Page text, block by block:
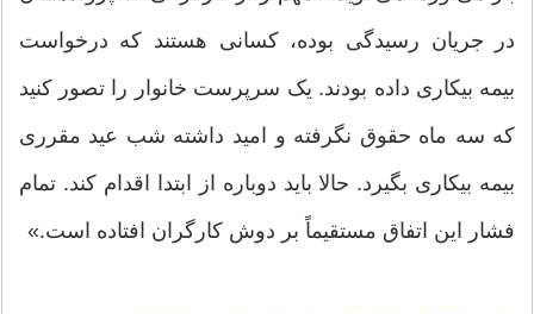
در جریان رسیدگی بوده، کسانی هستند که درخواست
بیمه بیکاری داده بودند. یک سرپرست خانوار را تصور کنید
که سه ماه حقوق نگرفته و امید داشته شب عید مقرری
بیمه بیکاری بگیرد. حالا باید دوباره از ابتدا اقدام کند. تمام
فشار این اتفاق مستقیماً بر دوش کارگران افتاده است.»